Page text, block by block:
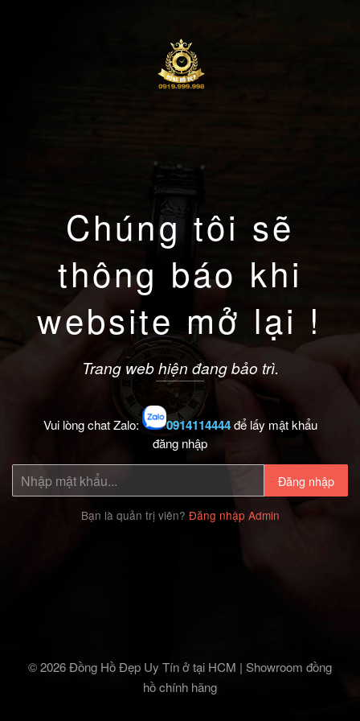
Chúng tôi sẽ
thông báo khi
website mở lại !
Trang web hiện đang bảo trì.
Vui lòng chat Zalo: 0914114444để lấy mật khẩu
đăng nhập
Đăng nhập
Bạn là quản trị viên? Đăng nhập Admin
© 2026 Đồng Hồ Đẹp Uy Tín ở tại HCM | Showroom đồng
hồ chính hãng‎